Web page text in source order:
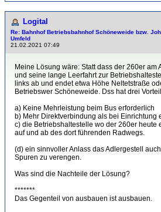
Logital
Re: Bahnhof Betriebsbahnhof Schöneweide bzw.
Umfeld
21.02.2021 07:49
Meine Lösung wäre: Statt dass der 260er am
und seine lange Leerfahrt zur
links ab und endet etwa Höhe Neltetstraße
Betriebswer Schöneweide. Dss hat drei
a) Keine Mehrleistung beim Bus erforderlich
b) Mehr Direktverbindung als bei Einrichtung
c) die Betriebshaltestelle wo der 260er heute
auf und ab des dort führenden Radwegs.
(d) ein sinnvoller Anlass das Adlergestell
Spuren zu verengen.
Was sind die Nachteile der Lösung?
*******
Das Gegenteil von ausbauen ist ausbauen.